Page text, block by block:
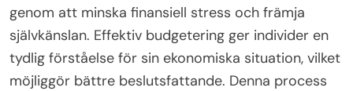
genom att minska finansiell stress och främja
självkänslan. Effektiv budgetering ger individer en
tydlig förståelse för sin ekonomiska situation, vilket
möjliggör bättre beslutsfattande. Denna process